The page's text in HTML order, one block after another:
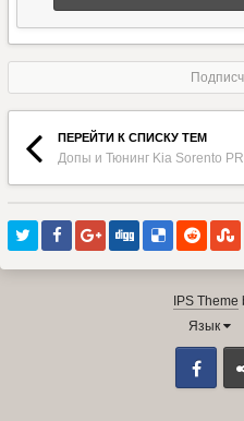
ПЕРЕЙТИ К СПИСКУ ТЕМ
Допы и Тюнинг Kia Sorento
IPS Theme
Язык